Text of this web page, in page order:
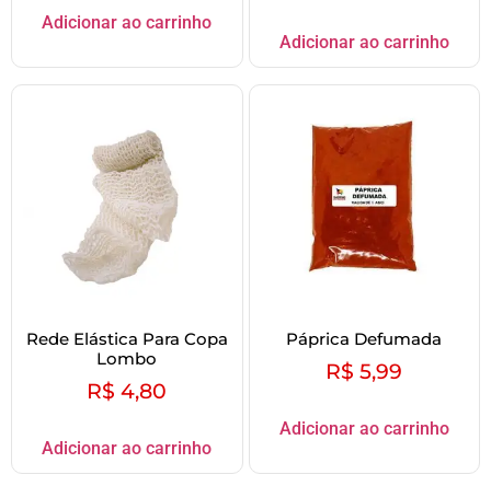
Adicionar ao carrinho
Adicionar ao carrinho
Rede Elástica Para Copa
Lombo
R$ 4,80
Adicionar ao carrinho
Páprica Defumada
R$ 5,99
Adicionar ao carrinho